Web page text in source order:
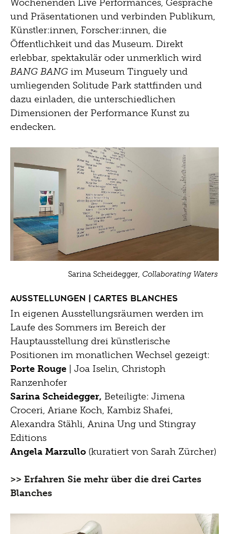
Wochenenden Live Performances, Gespräche
und Präsentationen und verbinden Publikum,
Künstler:innen, Forscher:innen, die
Öffentlichkeit und das Museum. Direkt
erlebbar, spektakulär oder unmerklich wird
BANG BANG im Museum Tinguely und
umliegenden Solitude Park stattfinden und
dazu einladen, die unterschiedlichen
Dimensionen der Performance Kunst zu
endecken.
Sarina Scheidegger, Collaborating Waters
Ausstellungen | Cartes Blanches
In eigenen Ausstellungsräumen werden im
Laufe des Sommers im Bereich der
Hauptausstellung drei künstlerische
Positionen im monatlichen Wechsel gezeigt:
Porte Rouge | Joa Iselin, Christoph
Ranzenhofer
Sarina Scheidegger, Beteiligte: Jimena
Croceri, Ariane Koch, Kambiz Shafei,
Alexandra Stähli, Anina Ung und Stingray
Editions
Angela Marzullo (kuratiert von Sarah Zürcher)
>> Erfahren Sie mehr über die drei Cartes
Blanches